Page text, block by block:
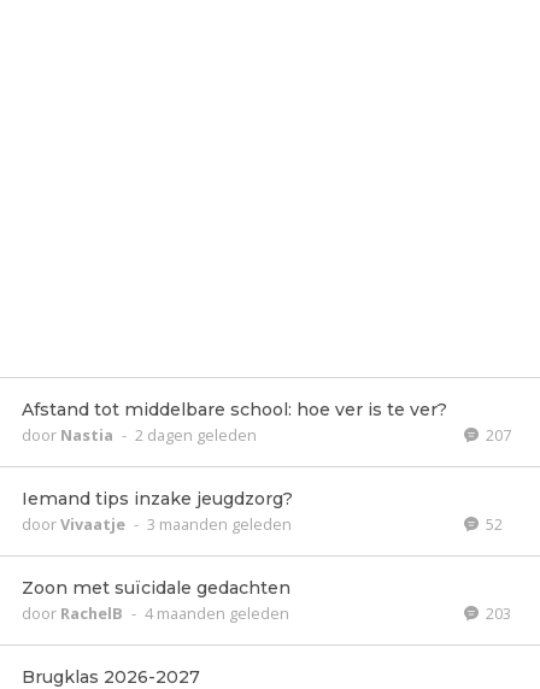
Afstand tot middelbare school: hoe ver is te ver?
door Nastia - 2 dagen geleden 207
Iemand tips inzake jeugdzorg?
doorVivaatje - 3 maanden geleden 52
Zoon met suïcidale gedachten
door RachelB - 4 maanden geleden 203
Brugklas 2026-2027